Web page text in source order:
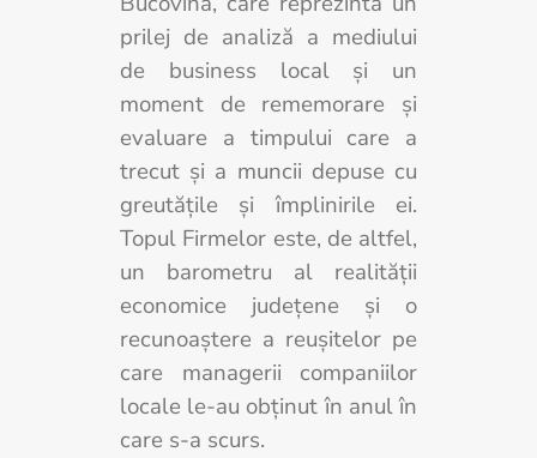
prilej de analiză a mediului
de business local și un
moment de rememorare şi
evaluare a timpului care a
trecut şi a muncii depuse cu
greutăţile şi împlinirile ei.
Topul Firmelor este, de altfel,
un barometru al realităţii
economice judeţene şi o
recunoaştere a reuşitelor pe
care managerii companiilor
locale le-au obţinut în anul în
care s-a scurs.